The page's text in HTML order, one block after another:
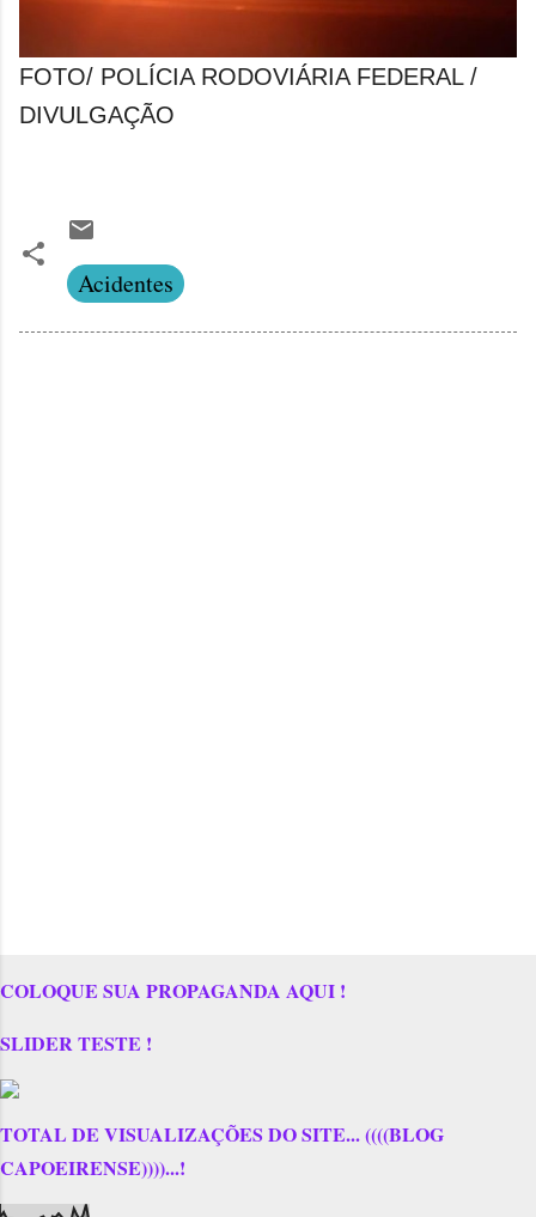
FOTO/ POLÍCIA RODOVIÁRIA FEDERAL /
DIVULGAÇÃO
Acidentes
COLOQUE SUA PROPAGANDA AQUI !
SLIDER TESTE !
TOTAL DE VISUALIZAÇÕES DO SITE... ((((BLOG
CAPOEIRENSE))))...!